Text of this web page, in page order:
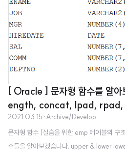
[ Oracle ] 문자형 함수를 알
ength, concat, lpad,
2021.03.15 ·Archive/Develop
문자형 함수 [실습을 위한 emp 테이블의 구
수들을 알아보겠습니다. upper & lower